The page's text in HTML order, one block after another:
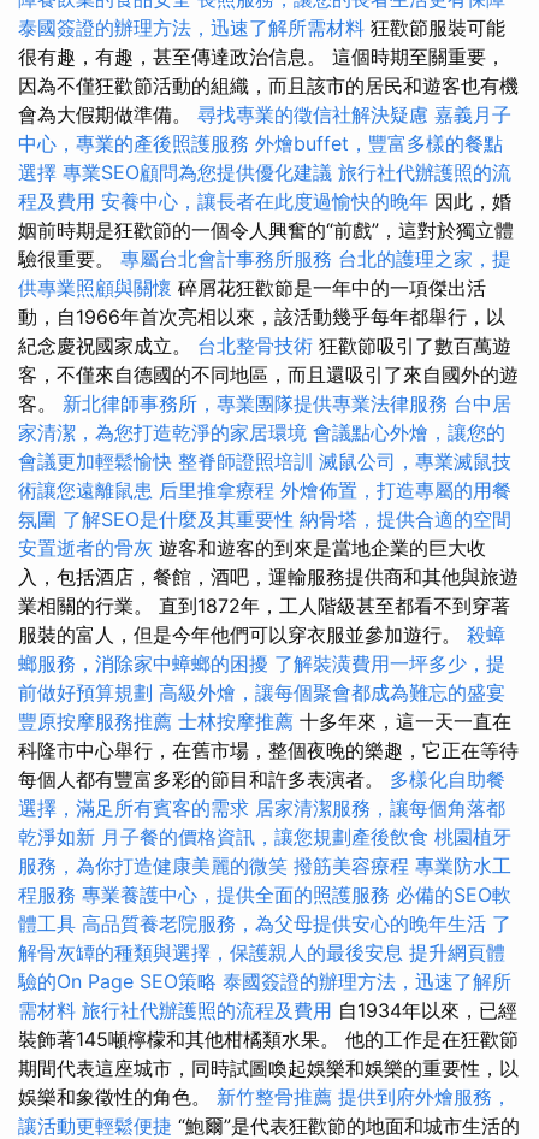
泰國簽證的辦理方法，迅速了解所需材料 狂歡節服裝可能
很有趣，有趣，甚至傳達政治信息。 這個時期至關重要，
因為不僅狂歡節活動的組織，而且該市的居民和遊客也有機
會為大假期做準備。 尋找專業的徵信社解決疑慮 嘉義月子
中心，專業的產後照護服務 外燴buffet，豐富多樣的餐點
選擇 專業SEO顧問為您提供優化建議 旅行社代辦護照的流
程及費用 安養中心，讓長者在此度過愉快的晚年 因此，婚
姻前時期是狂歡節的一個令人興奮的“前戲”，這對於獨立體
驗很重要。 專屬台北會計事務所服務 台北的護理之家，提
供專業照顧與關懷 碎屑花狂歡節是一年中的一項傑出活
動，自1966年首次亮相以來，該活動幾乎每年都舉行，以
紀念慶祝國家成立。 台北整骨技術 狂歡節吸引了數百萬遊
客，不僅來自德國的不同地區，而且還吸引了來自國外的遊
客。 新北律師事務所，專業團隊提供專業法律服務 台中居
家清潔，為您打造乾淨的家居環境 會議點心外燴，讓您的
會議更加輕鬆愉快 整脊師證照培訓 滅鼠公司，專業滅鼠技
術讓您遠離鼠患 后里推拿療程 外燴佈置，打造專屬的用餐
氛圍 了解SEO是什麼及其重要性 納骨塔，提供合適的空間
安置逝者的骨灰 遊客和遊客的到來是當地企業的巨大收
入，包括酒店，餐館，酒吧，運輸服務提供商和其他與旅遊
業相關的行業。 直到1872年，工人階級甚至都看不到穿著
服裝的富人，但是今年他們可以穿衣服並參加遊行。 殺蟑
螂服務，消除家中蟑螂的困擾 了解裝潢費用一坪多少，提
前做好預算規劃 高級外燴，讓每個聚會都成為難忘的盛宴
豐原按摩服務推薦 士林按摩推薦 十多年來，這一天一直在
科隆市中心舉行，在舊市場，整個夜晚的樂趣，它正在等待
每個人都有豐富多彩的節目和許多表演者。 多樣化自助餐
選擇，滿足所有賓客的需求 居家清潔服務，讓每個角落都
乾淨如新 月子餐的價格資訊，讓您規劃產後飲食 桃園植牙
服務，為你打造健康美麗的微笑 撥筋美容療程 專業防水工
程服務 專業養護中心，提供全面的照護服務 必備的SEO軟
體工具 高品質養老院服務，為父母提供安心的晚年生活 了
解骨灰罈的種類與選擇，保護親人的最後安息 提升網頁體
驗的On Page SEO策略 泰國簽證的辦理方法，迅速了解所
需材料 旅行社代辦護照的流程及費用 自1934年以來，已經
裝飾著145噸檸檬和其他柑橘類水果。 他的工作是在狂歡節
期間代表這座城市，同時試圖喚起娛樂和娛樂的重要性，以
娛樂和象徵性的角色。 新竹整骨推薦 提供到府外燴服務，
讓活動更輕鬆便捷 “鮑爾”是代表狂歡節的地面和城市生活的